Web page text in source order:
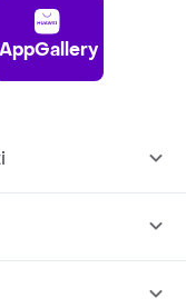
AppGallery